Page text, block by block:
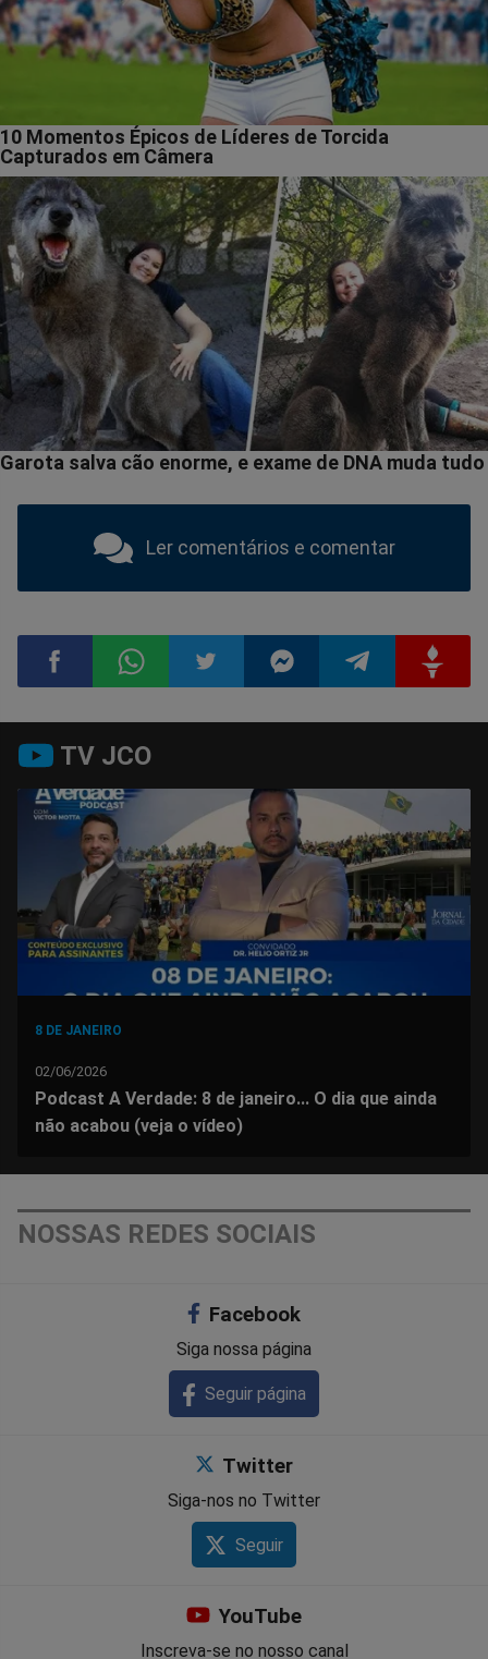
Ler comentários e comentar
no
Facebook
no
Whatsapp
no
Twitter
no
Messenger
no
Telegram
no
Gettr
TV JCO
8 DE JANEIRO
02/06/2026
Podcast A Verdade: 8 de janeiro... O dia que ainda
não acabou (veja o vídeo)
NOSSAS REDES SOCIAIS
Facebook
Siga nossa página
Seguir página
Twitter
Siga-nos no Twitter
Seguir
YouTube
Inscreva-se no nosso canal